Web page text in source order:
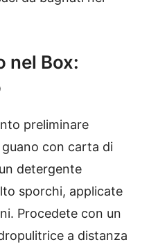
nel Box:
preliminare
con carta di
detergente
sporchi, applicate
Procedete con un
a distanza